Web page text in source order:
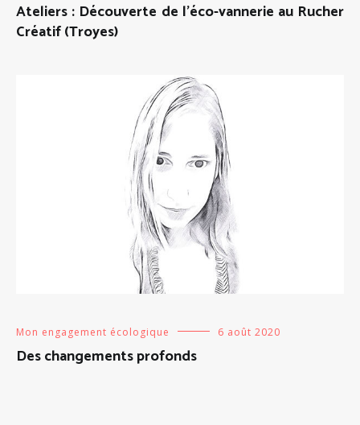
Ateliers : Découverte de l’éco-vannerie au Rucher
Créatif (Troyes)
Mon engagement écologique 6 août 2020
Des changements profonds